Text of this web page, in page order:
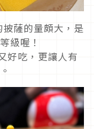
薩的量頗大，是
級喔！
好吃，更讓人有